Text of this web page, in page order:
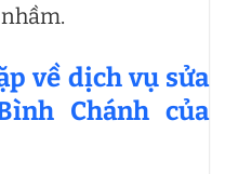
về dịch vụ sửa
Chánh của